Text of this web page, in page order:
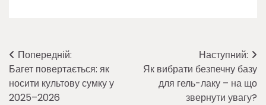
Навігація
записів
Попередній:
Багет повертається: як
носити культову сумку у
2025–2026
Наступний:
Як вибрати безпечну базу
для гель-лаку – на що
звернути увагу?